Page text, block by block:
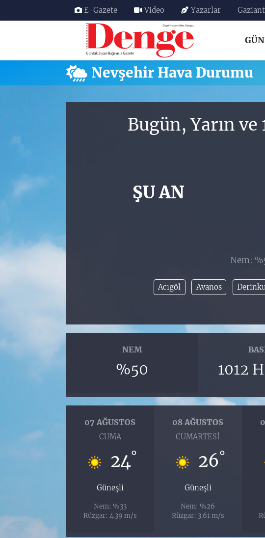
E-Gazete Video Yazarlar
Nevşehir Hava Durumu
Bugün, Yarın
ŞU AN
Nem:
Acıgöl Avanos
NEM
%50 1012
07 AĞUSTOS
CUMA
24°
Güneşli
Nem: %33
Rüzgar: 4.39 m/s
08 AĞUSTOS
CUMARTESI
26°
Güneşli
Nem: %26
Rüzgar: 3.61 m/s
Nöbetçi Eczaneler
Hava Durumu
Trafik Durumu